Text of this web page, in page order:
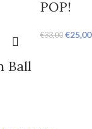
Ball
POP!
€33,00 €25,00